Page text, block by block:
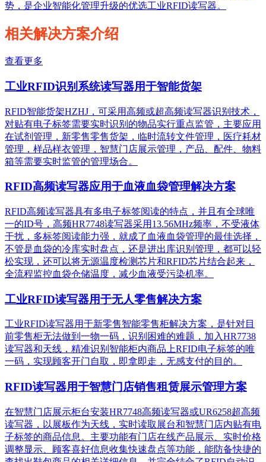
势，是企业智能化管理升级的优选工业RFID读写器。
相关解决方案介绍
查看更多
工业RFID识别系统读写器用于智能货架
RFID智能货架HZHJ，可采用高频或超高频读写器识别技术，
对贴有电子标签需要实时识别的物品实行重点监管，主要应用
在试剂管理，新零售零售货架，临时流转文件管理，医疗耗材
管理，样品样衣管理，智慧门店展示管理，产品、配件、物料
箱等需要实时监管的管理场合。
RFID高频读写器应用于血液血袋管理解决方案
RFID高频读写器具有多电子标签阅读的特点，并且有全球唯
一的ID号，高频HR7748读写器采用13.56MHz频率，不受液体
干扰，多标签阅读能力强，就成了血液血袋管理的最佳选择，
不管是血袋的冷库实时盘点，还是进出库识别管理，都可以轻
松实现，还可以将无源温度检测芯片和RFID芯片结合起来，
全流程监控血袋仓储温度，减少血液受污染机率。
工业RFID读写器用于无人零售解决方案
工业RFID读写器用于新零售智能零售柜解决方案，是针对目
前零售柜无法做到一物一码，识别困难的难题，加入HR7738
读写器和天线，精准识别​智能柜内商品上RFID电子标签的唯
一码，实现顾客开门自取，即拿即走，无感支付的目的。
RFID读写器用于智慧门店销售租赁展示管理方案
在智慧门店展示柜台安装HR7748高频读写器或UR6258超高频
读写器，以展板作为天线，实时读取展台和智慧门店内贴有电
子标签的商品信息。主要功能有门店在线产品展示、实时价格
调整显示、顾客喜好信息收集快速盘点等功能，能防备快捷的